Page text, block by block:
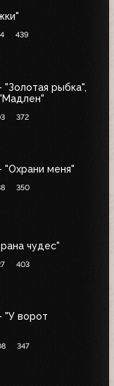
439
рыбка",
372
"Охрани меня"
350
чудес"
403
347